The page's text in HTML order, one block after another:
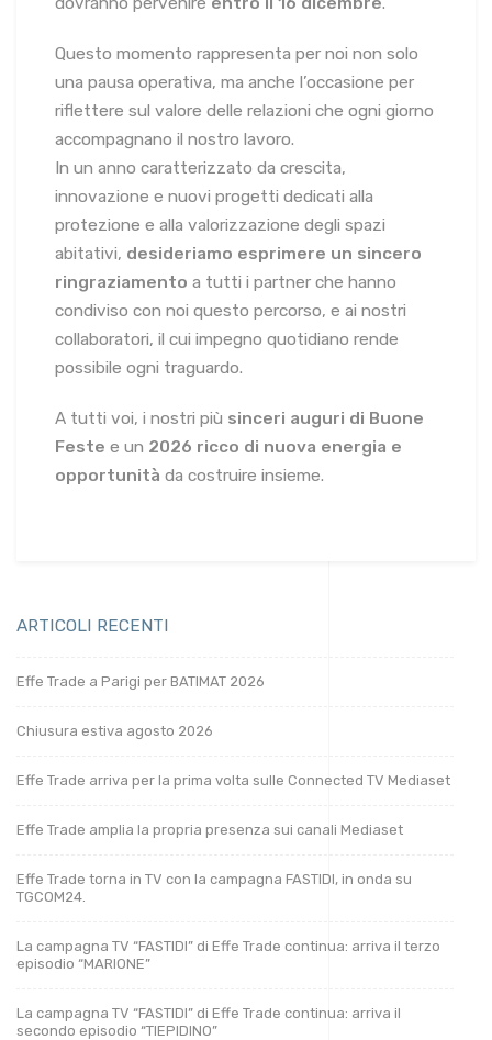
Questo momento rappresenta per noi non solo
una pausa operativa, ma anche l’occasione per
riflettere sul valore delle relazioni che ogni giorno
accompagnano il nostro lavoro.
In un anno caratterizzato da crescita,
innovazione e nuovi progetti dedicati alla
protezione e alla valorizzazione degli spazi
abitativi, desideriamo esprimere un sincero
ringraziamento a tutti i partner che hanno
condiviso con noi questo percorso, e ai nostri
collaboratori, il cui impegno quotidiano rende
possibile ogni traguardo.
A tutti voi, i nostri più sinceri auguri di Buone
Feste e un 2026 ricco di nuova energia e
opportunità da costruire insieme.
ARTICOLI RECENTI
Effe Trade a Parigi per BATIMAT 2026
Chiusura estiva agosto 2026
Effe Trade arriva per la prima volta sulle Connected TV Mediaset
Effe Trade amplia la propria presenza sui canali Mediaset
Effe Trade torna in TV con la campagna FASTIDI, in onda su
TGCOM24.
La campagna TV “FASTIDI” di Effe Trade continua: arriva il terzo
episodio “MARIONE”
La campagna TV “FASTIDI” di Effe Trade continua: arriva il
secondo episodio “TIEPIDINO”